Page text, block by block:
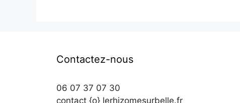
Contactez-nous
06 07 37 07 30
contact {o} lerhizomesurbelle.fr